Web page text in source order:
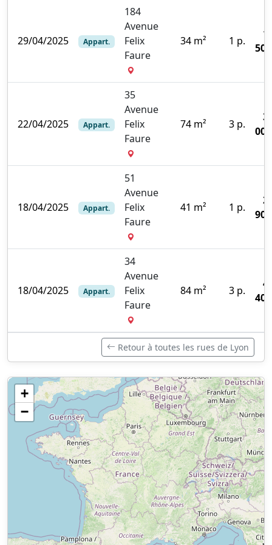
29/04/2025 Appart.
184
Avenue
Felix
Faure
34 m² 1 p.
22/04/2025 Appart.
35
Avenue
Felix
Faure
74 m² 3 p.
18/04/2025 Appart.
51
Avenue
Felix
Faure
41 m² 1 p.
18/04/2025 Appart.
34
Avenue
Felix
Faure
84 m² 3 p.
Retour à toutes les rues de Lyon
+
−